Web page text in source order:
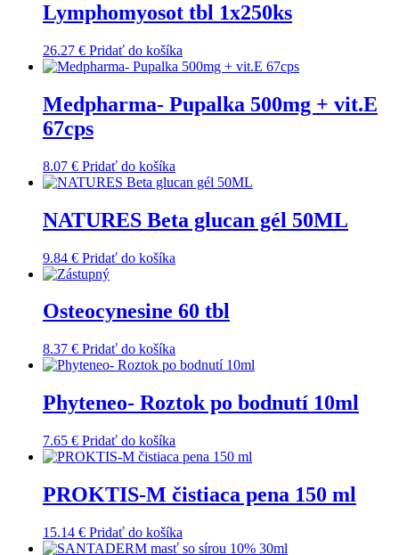
Lymphomyosot tbl 1x250ks
26.27 € Pridať do košíka
Medpharma- Pupalka 500mg + vit.E
67cps
8.07 € Pridať do košíka
NATURES Beta glucan gél 50ML
9.84 € Pridať do košíka
Osteocynesine 60 tbl
8.37 € Pridať do košíka
Phyteneo- Roztok po bodnutí 10ml
7.65 € Pridať do košíka
PROKTIS-M čistiaca pena 150 ml
15.14 € Pridať do košíka